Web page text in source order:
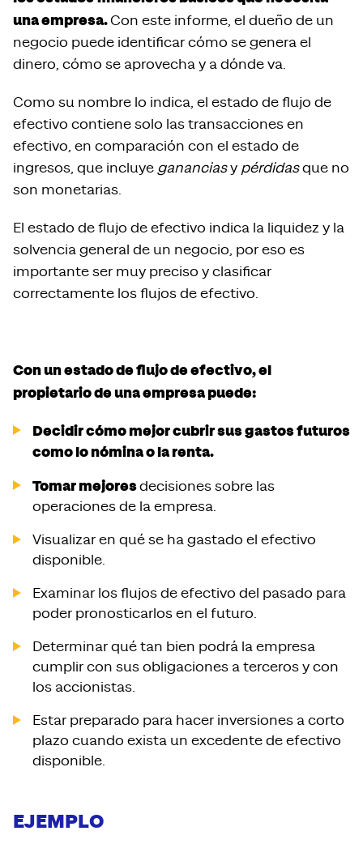
una empresa. Con este informe, el dueño de un
negocio puede identificar cómo se genera el
dinero, cómo se aprovecha y a dónde va.
Como su nombre lo indica, el estado de flujo de
efectivo contiene solo las transacciones en
efectivo, en comparación con el estado de
ingresos, que incluye gananciasy pérdidasque no
son monetarias.
El estado de flujo de efectivo indica la liquidez y la
solvencia general de un negocio, por eso es
importante ser muy preciso y clasificar
correctamente los flujos de efectivo.
Con un estado de flujo de efectivo, el
propietario de una empresa puede:
Decidir cómo mejor cubrir sus gastos futuros
como lo nómina o la renta.
Tomar mejoresdecisiones sobre las
operaciones de la empresa.
Visualizar en qué se ha gastado el efectivo
disponible.
Examinar los flujos de efectivo del pasado para
poder pronosticarlos en el futuro.
Determinar qué tan bien podrá la empresa
cumplir con sus obligaciones a terceros y con
los accionistas.
Estar preparado para hacer inversiones a corto
plazo cuando exista un excedente de efectivo
disponible.
EJEMPLO